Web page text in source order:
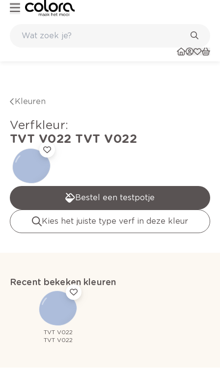
Kleuren
verfkleur:
TVT V022 TVT V022
Bestel een testpotje
Kies het juiste type verf in deze kleur
Recent bekeken kleuren
TVT V022
TVT V022